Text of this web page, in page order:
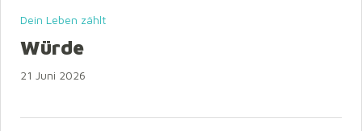
Dein Leben zählt
Würde
21 Juni 2026